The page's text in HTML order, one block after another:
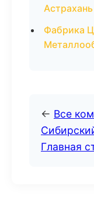
Астрахань
Фабрика
← Все
Главная